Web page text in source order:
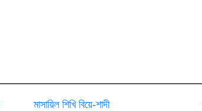
মাসায়িল শিখি বিয়ে-শাদী